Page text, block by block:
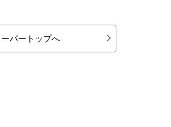
パートップへ